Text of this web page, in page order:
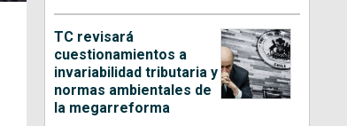
TC revisará
cuestionamientos a
invariabilidad tributaria y
normas ambientales de
la megarreforma